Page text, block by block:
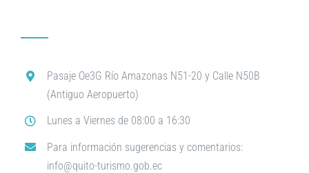
Pasaje Oe3G Río Amazonas N51-20 y Calle N50B
(Antiguo Aeropuerto)
Lunes a Viernes de 08:00 a 16:30
Para información sugerencias y comentarios:
info@quito-turismo.gob.ec